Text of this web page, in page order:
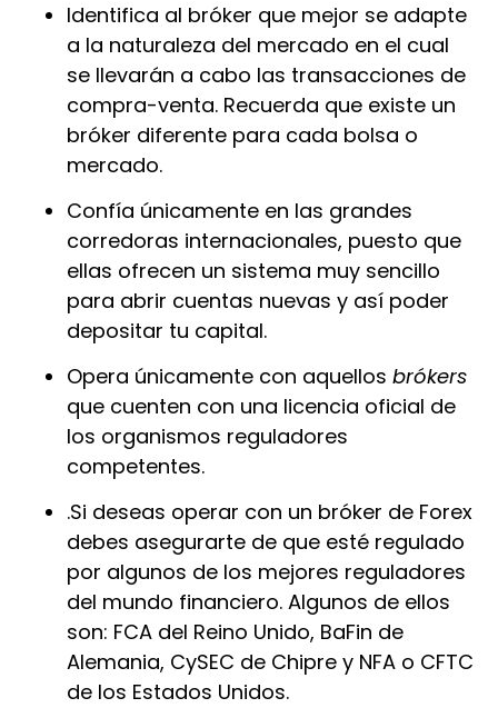
Identifica al bróker que mejor se adapte
a la naturaleza del mercado en el cual
se llevarán a cabo las transacciones de
compra-venta. Recuerda que existe un
bróker diferente para cada bolsa o
mercado.
Confía únicamente en las grandes
corredoras internacionales, puesto que
ellas ofrecen un sistema muy sencillo
para abrir cuentas nuevas y así poder
depositar tu capital.
Opera únicamente con aquellos brókers
que cuenten con una licencia oficial de
los organismos reguladores
competentes.
.Si deseas operar con un bróker de Forex
debes asegurarte de que esté regulado
por algunos de los mejores reguladores
del mundo financiero. Algunos de ellos
son: FCA del Reino Unido, BaFin de
Alemania, CySEC de Chipre y NFA o CFTC
de los Estados Unidos.